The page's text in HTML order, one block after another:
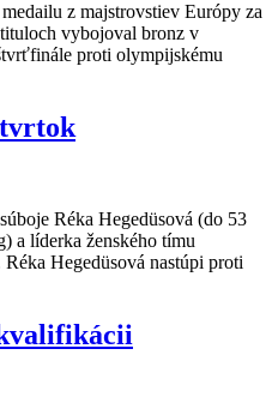
z majstrovstiev Európy za
vybojoval bronz v
proti olympijskému
Réka Hegedüsová (do 53
a líderka ženského tímu
Hegedüsová nastúpi proti